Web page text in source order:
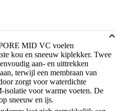
MID VC voelen
kou en sneeuw kiplekker. Twee
aan- en uittrekken
terwijl een membraan van
zorgt voor waterdichte
voor warme voeten. De
sneeuw en ijs.